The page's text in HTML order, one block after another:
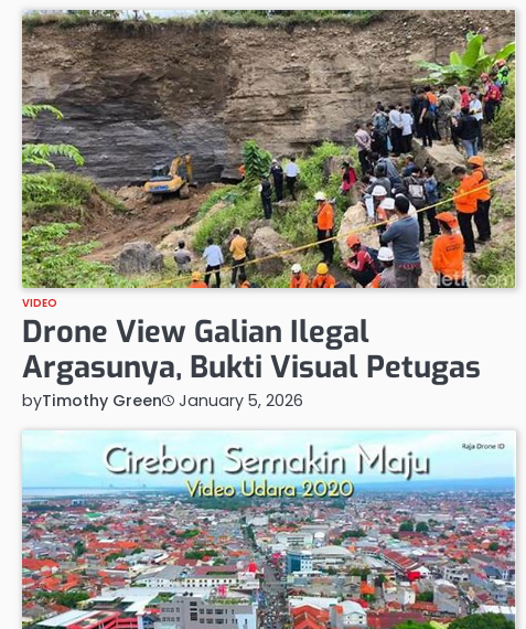
VIDEO
Drone View Galian Ilegal
Argasunya, Bukti Visual Petugas
byTimothy Green January 5, 2026